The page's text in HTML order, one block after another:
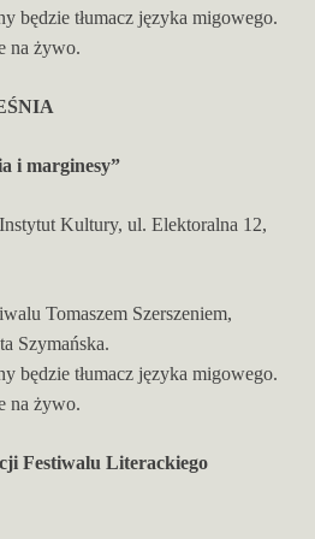
będzie tłumacz języka migowego.
na żywo.
i marginesy”
Kultury, ul. Elektoralna 12,
Tomaszem Szerszeniem,
Szymańska.
będzie tłumacz języka migowego.
na żywo.
Festiwalu Literackiego